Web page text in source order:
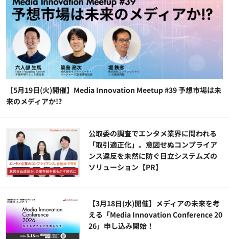
【5月19日(火)開催】Media Innovation Meetup #39 予想市場は未
来のメディアか!?
公​​取委の調査でエンタメ業界に問われる
「取引適正化」。意図せぬコンプライア
ンス違反を未然に防ぐ日立システムズの
ソリューション​【PR】
【3月18日(水)開催】メディアの未来を考
える「Media Innovation Conference 20
26」申し込み開始！